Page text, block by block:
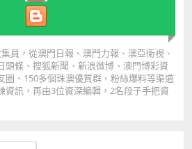
香港就醫時，劉女士曾一度提出一
望爸爸代筆去信澳門行政長官，批
rdquo; 不過，劉女士在父母的勸
下對兒子的思念，最終打消尋死的
對方造成終生的傷害 面對的是每
... 據統計，2019年1至6月，共有
當中涉及： 家庭配偶個案16宗、
家庭成員2宗。 自2016年起，
行情況的報告。 據了解，局方已
員，從澳門日報、澳門力報、澳亞衛視、
頭條、搜狐新聞、新浪微博、澳門博彩資
圈、150多個珠澳優質群、粉絲爆料等渠道
資訊，再由3位資深編輯，2名段子手把資